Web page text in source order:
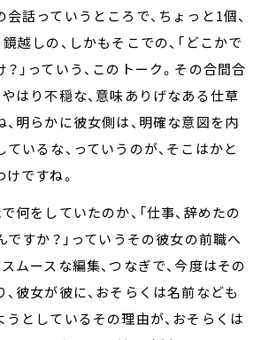
話っていうところで、ちょっと1個、
越しの、しかもそこでの、「どこかで
」っていう、このトーク。その合間合
はり不穏な、意味ありげなある仕草
明らかに彼女側は、明確な意図を内
いるな、っていうのが、そこはかと
ですね。
何をしていたのか、「仕事、辞めたの
ですか？」っていうその彼女の前職へ
ムースな編集、つなぎで、今度はその
彼女が彼に、おそらくは名前なども
としているその理由が、おそらくは